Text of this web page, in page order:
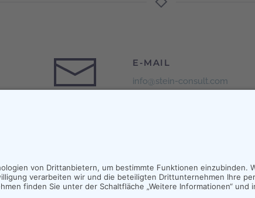
E-MAIL
info@stein-consult.com